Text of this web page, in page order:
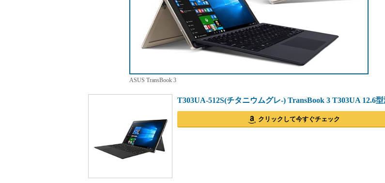
ASUS TransBook 3
T303UA-512S(チタニウムグレ-) TransBook 3 T303UA 12.6
クリックして今すぐチェック